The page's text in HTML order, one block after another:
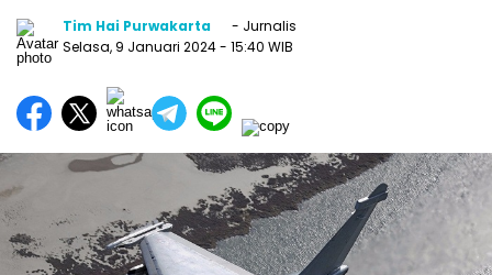
Tim Hai Purwakarta
- Jurnalis
Selasa, 9 Januari 2024- 15:40 WIB